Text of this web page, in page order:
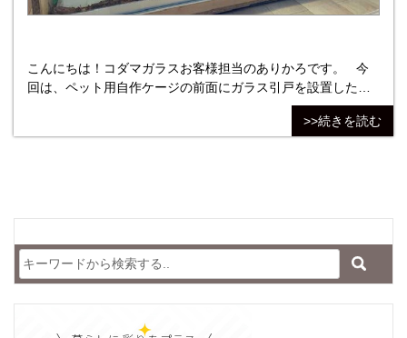
こんにちは！コダマガラスお客様担当のありかろです。 今
回は、ペット用自作ケージの前面にガラス引戸を設置したお
客様からいただいたお写真をご紹介します。 ＊ご購入い
ただいた商品 【ガラス種類】FL5:フロートガラス／5mm
>>続きを読む